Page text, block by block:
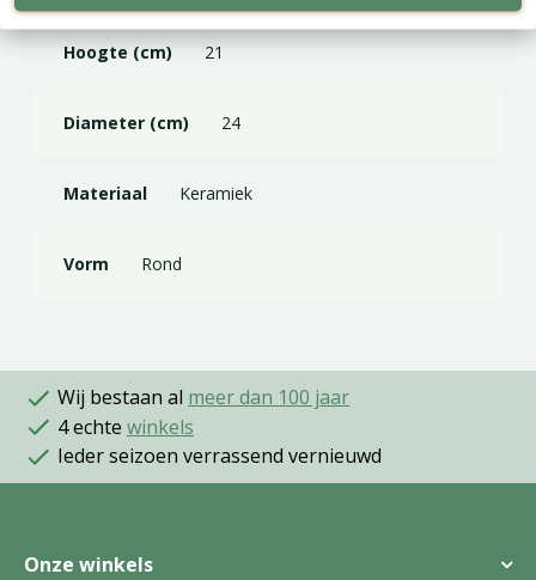
Hoogte (cm) 21
Diameter (cm) 24
Materiaal Keramiek
Vorm Rond
Wij bestaan al meer dan 100 jaar
4 echte winkels
Ieder seizoen verrassend vernieuwd
Onze winkels